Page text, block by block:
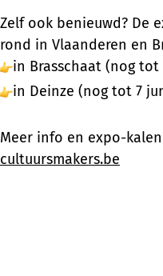
Zelf ook benieuwd? De
rond in Vlaanderen en
in Brasschaat (nog tot
in Deinze (nog tot 7
Meer info en expo-
cultuursmakers.be